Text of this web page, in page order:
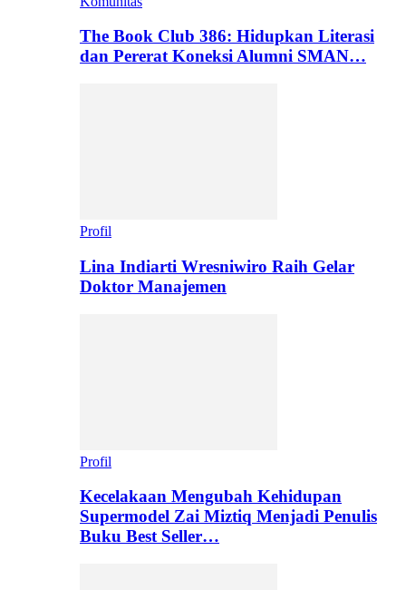
The Book Club 386: Hidupkan Literasi
dan Pererat Koneksi Alumni SMAN…
Profil
Lina Indiarti Wresniwiro Raih Gelar
Doktor Manajemen
Profil
Kecelakaan Mengubah Kehidupan
Supermodel Zai Miztiq Menjadi Penulis
Buku Best Seller…